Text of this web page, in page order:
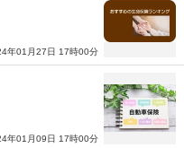
年01月27日 17時00分
年01月09日 17時00分